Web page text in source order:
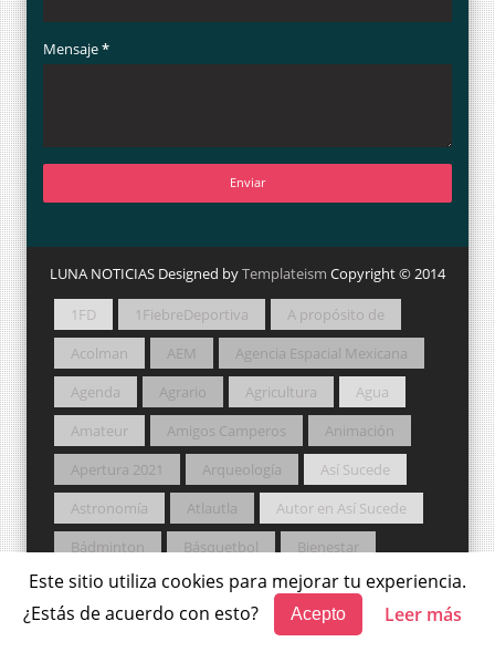
Este sitio utiliza cookies para mejorar tu experiencia.
¿Estás de acuerdo con esto?
Acepto Leer más
Mensaje*
LUNA NOTICIAS Designed byTemplateism Copyright © 2014
1FD 1FiebreDeportiva
A propósito de
Acolman
AEM
Agencia Espacial Mexicana
Agenda
Agrario Agricultura
Agua
Amateur
Amigos Camperos
Animación
Apertura 2021
Arqueología
Así Sucede
Astronomía
Atlautla
Autor en Así Sucede
Bádminton
Básquetbol
Bienestar
Biodiversidad
Box
Cabildo
Café con Chisma
Campirano Campo